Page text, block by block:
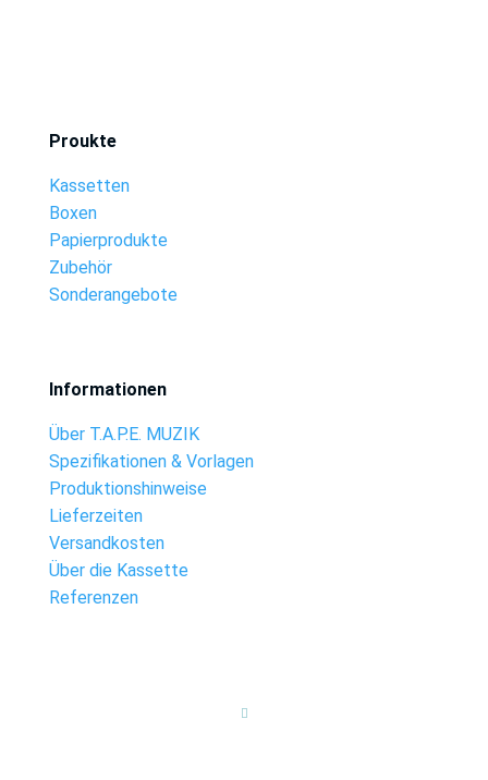
Proukte
Kassetten
Boxen
Papierprodukte
Zubehör
Sonderangebote
Informationen
Über T.A.P.E. MUZIK
Spezifikationen & Vorlagen
Produktionshinweise
Lieferzeiten
Versandkosten
Über die Kassette
Referenzen
